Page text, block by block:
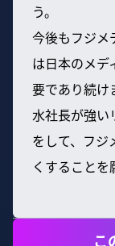
う。
今後もフジメ
は日本のメデ
要であり続け
水社長が強い
をして、フジ
くすることを
こ